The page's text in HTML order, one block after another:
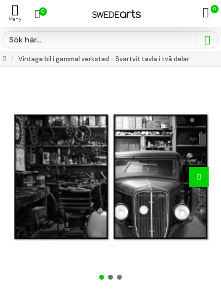
0 0
Vintage bil i gammal verkstad - Svartvit tavla i två delar